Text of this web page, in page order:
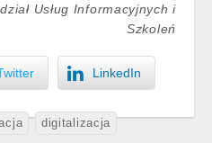
Usług Informacyjnych i
Szkoleń
LinkedIn
digitalizacja